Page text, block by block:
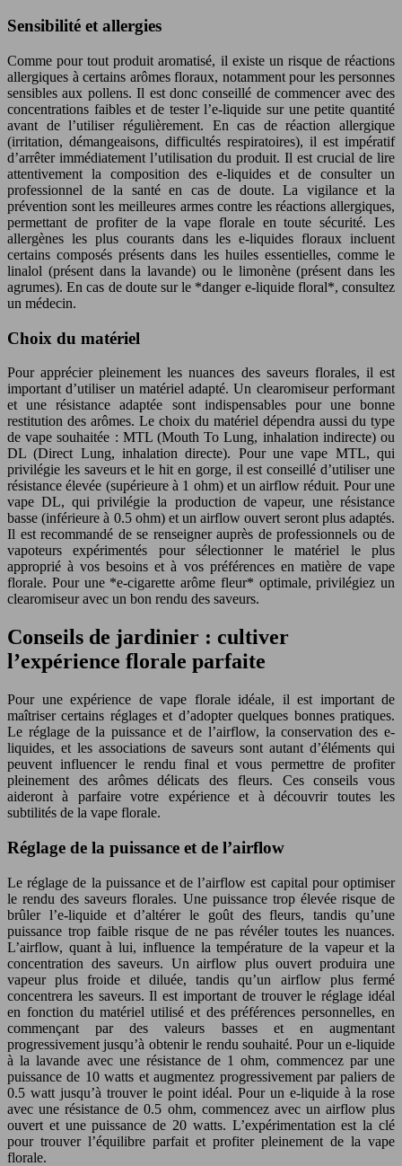
Sensibilité et allergies
Comme pour tout produit aromatisé, il existe un risque de réactions
allergiques à certains arômes floraux, notamment pour les personnes
sensibles aux pollens. Il est donc conseillé de commencer avec des
concentrations faibles et de tester l’e-liquide sur une petite quantité
avant de l’utiliser régulièrement. En cas de réaction allergique
(irritation, démangeaisons, difficultés respiratoires), il est impératif
d’arrêter immédiatement l’utilisation du produit. Il est crucial de lire
attentivement la composition des e-liquides et de consulter un
professionnel de la santé en cas de doute. La vigilance et la
prévention sont les meilleures armes contre les réactions allergiques,
permettant de profiter de la vape florale en toute sécurité. Les
allergènes les plus courants dans les e-liquides floraux incluent
certains composés présents dans les huiles essentielles, comme le
linalol (présent dans la lavande) ou le limonène (présent dans les
agrumes). En cas de doute sur le *danger e-liquide floral*, consultez
un médecin.
Choix du matériel
Pour apprécier pleinement les nuances des saveurs florales, il est
important d’utiliser un matériel adapté. Un clearomiseur performant
et une résistance adaptée sont indispensables pour une bonne
restitution des arômes. Le choix du matériel dépendra aussi du type
de vape souhaitée : MTL (Mouth To Lung, inhalation indirecte) ou
DL (Direct Lung, inhalation directe). Pour une vape MTL, qui
privilégie les saveurs et le hit en gorge, il est conseillé d’utiliser une
résistance élevée (supérieure à 1 ohm) et un airflow réduit. Pour une
vape DL, qui privilégie la production de vapeur, une résistance
basse (inférieure à 0.5 ohm) et un airflow ouvert seront plus adaptés.
Il est recommandé de se renseigner auprès de professionnels ou de
vapoteurs expérimentés pour sélectionner le matériel le plus
approprié à vos besoins et à vos préférences en matière de vape
florale. Pour une *e-cigarette arôme fleur* optimale, privilégiez un
clearomiseur avec un bon rendu des saveurs.
Conseils de jardinier : cultiver
l’expérience florale parfaite
Pour une expérience de vape florale idéale, il est important de
maîtriser certains réglages et d’adopter quelques bonnes pratiques.
Le réglage de la puissance et de l’airflow, la conservation des e-
liquides, et les associations de saveurs sont autant d’éléments qui
peuvent influencer le rendu final et vous permettre de profiter
pleinement des arômes délicats des fleurs. Ces conseils vous
aideront à parfaire votre expérience et à découvrir toutes les
subtilités de la vape florale.
Réglage de la puissance et de l’airflow
Le réglage de la puissance et de l’airflow est capital pour optimiser
le rendu des saveurs florales. Une puissance trop élevée risque de
brûler l’e-liquide et d’altérer le goût des fleurs, tandis qu’une
puissance trop faible risque de ne pas révéler toutes les nuances.
L’airflow, quant à lui, influence la température de la vapeur et la
concentration des saveurs. Un airflow plus ouvert produira une
vapeur plus froide et diluée, tandis qu’un airflow plus fermé
concentrera les saveurs. Il est important de trouver le réglage idéal
en fonction du matériel utilisé et des préférences personnelles, en
commençant par des valeurs basses et en augmentant
progressivement jusqu’à obtenir le rendu souhaité. Pour un e-liquide
à la lavande avec une résistance de 1 ohm, commencez par une
puissance de 10 watts et augmentez progressivement par paliers de
0.5 watt jusqu’à trouver le point idéal. Pour un e-liquide à la rose
avec une résistance de 0.5 ohm, commencez avec un airflow plus
ouvert et une puissance de 20 watts. L’expérimentation est la clé
pour trouver l’équilibre parfait et profiter pleinement de la vape
florale.